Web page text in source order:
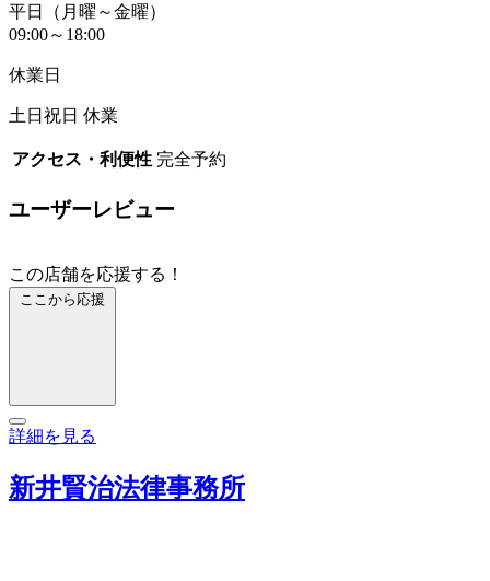
平日（月曜～金曜）
09:00～18:00
休業日
土日祝日 休業
アクセス・利便性 完全予約
ユーザーレビュー
この店舗を応援する！
ここから応援
詳細を見る
新井賢治法律事務所